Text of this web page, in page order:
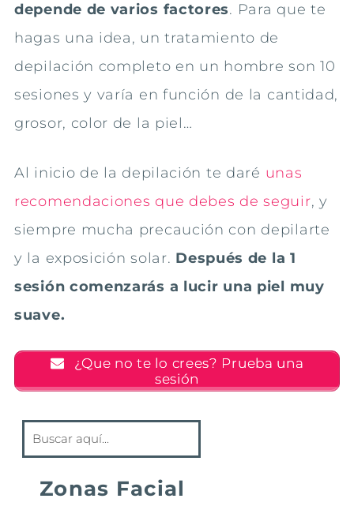
depende de varios factores. Para que te
hagas una idea, un tratamiento de
depilación completo en un hombre son 10
sesiones y varía en función de la cantidad,
grosor, color de la piel…
Al inicio de la depilación te daré unas
recomendaciones que debes de seguir, y
siempre mucha precaución con depilarte
y la exposición solar. Después de la 1
sesión comenzarás a lucir una piel muy
suave.
¿Que no te lo crees? Prueba una
sesión
Zonas Facial